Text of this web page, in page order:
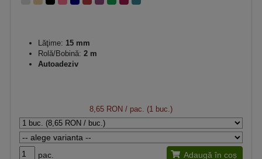
Lăţime: 15 mm
Rolă/Bobină: 2 m
Autoadeziv
8,65 RON / pac. (1 buc.)
pac. Adaugă în coș